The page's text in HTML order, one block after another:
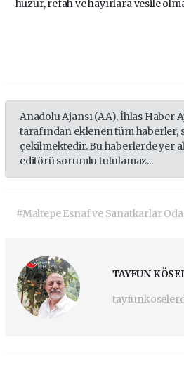
huzur, refah ve hayırlara vesile
Anadolu Ajansı (AA), İhlas Haber
tarafından eklenen tüm
çekilmektedir. Bu haberlerde yer
editörü sorumlu tutulamaz...
#Maltepe Esnaf ve Sanatkarlar
TAYFUN